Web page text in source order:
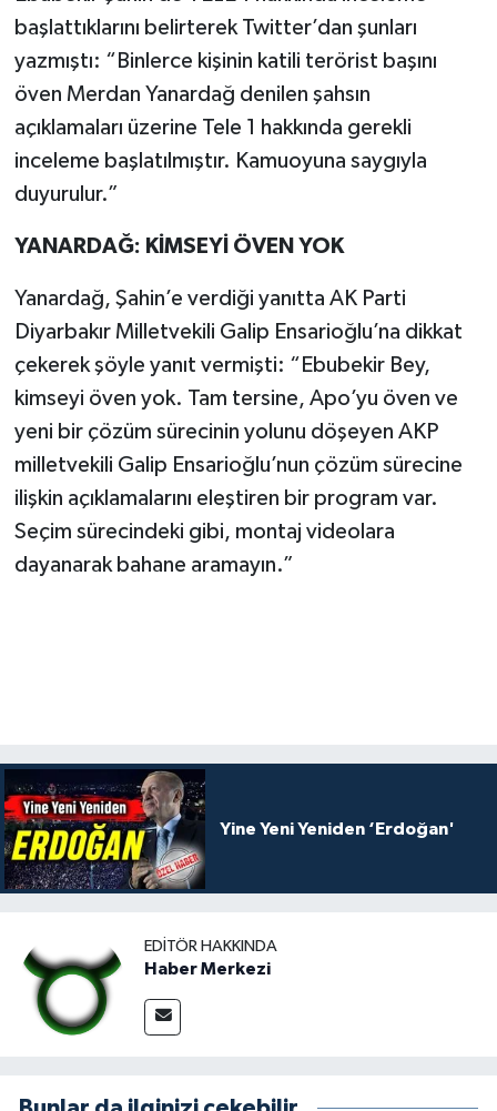
başlattıklarını belirterek Twitter’dan şunları
yazmıştı: “Binlerce kişinin katili terörist başını
öven Merdan Yanardağ denilen şahsın
açıklamaları üzerine Tele 1 hakkında gerekli
inceleme başlatılmıştır. Kamuoyuna saygıyla
duyurulur.”
YANARDAĞ: KİMSEYİ ÖVEN YOK
Yanardağ, Şahin’e verdiği yanıtta AK Parti
Diyarbakır Milletvekili Galip Ensarioğlu’na dikkat
çekerek şöyle yanıt vermişti: “Ebubekir Bey,
kimseyi öven yok. Tam tersine, Apo’yu öven ve
yeni bir çözüm sürecinin yolunu döşeyen AKP
milletvekili Galip Ensarioğlu’nun çözüm sürecine
ilişkin açıklamalarını eleştiren bir program var.
Seçim sürecindeki gibi, montaj videolara
dayanarak bahane aramayın.”
Yine Yeni Yeniden ‘Erdoğan'
EDITÖR HAKKINDA
Haber Merkezi